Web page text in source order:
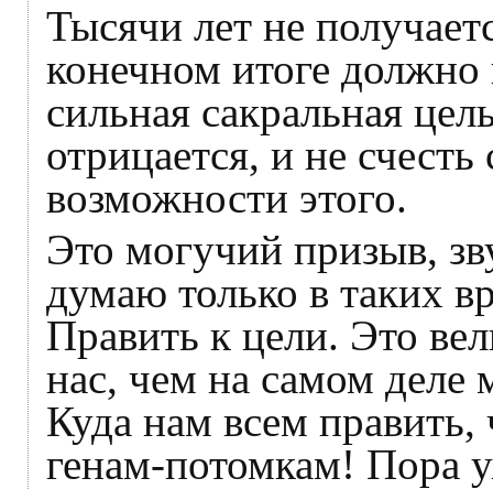
Тысячи лет не
конечном итоге
сильная сакральная
отрицается, и не
возможности этого.
Это могучий призыв,
думаю только в таких
Править к цели. Это
нас, чем на самом деле
Куда нам всем
генам-потомкам! Пора